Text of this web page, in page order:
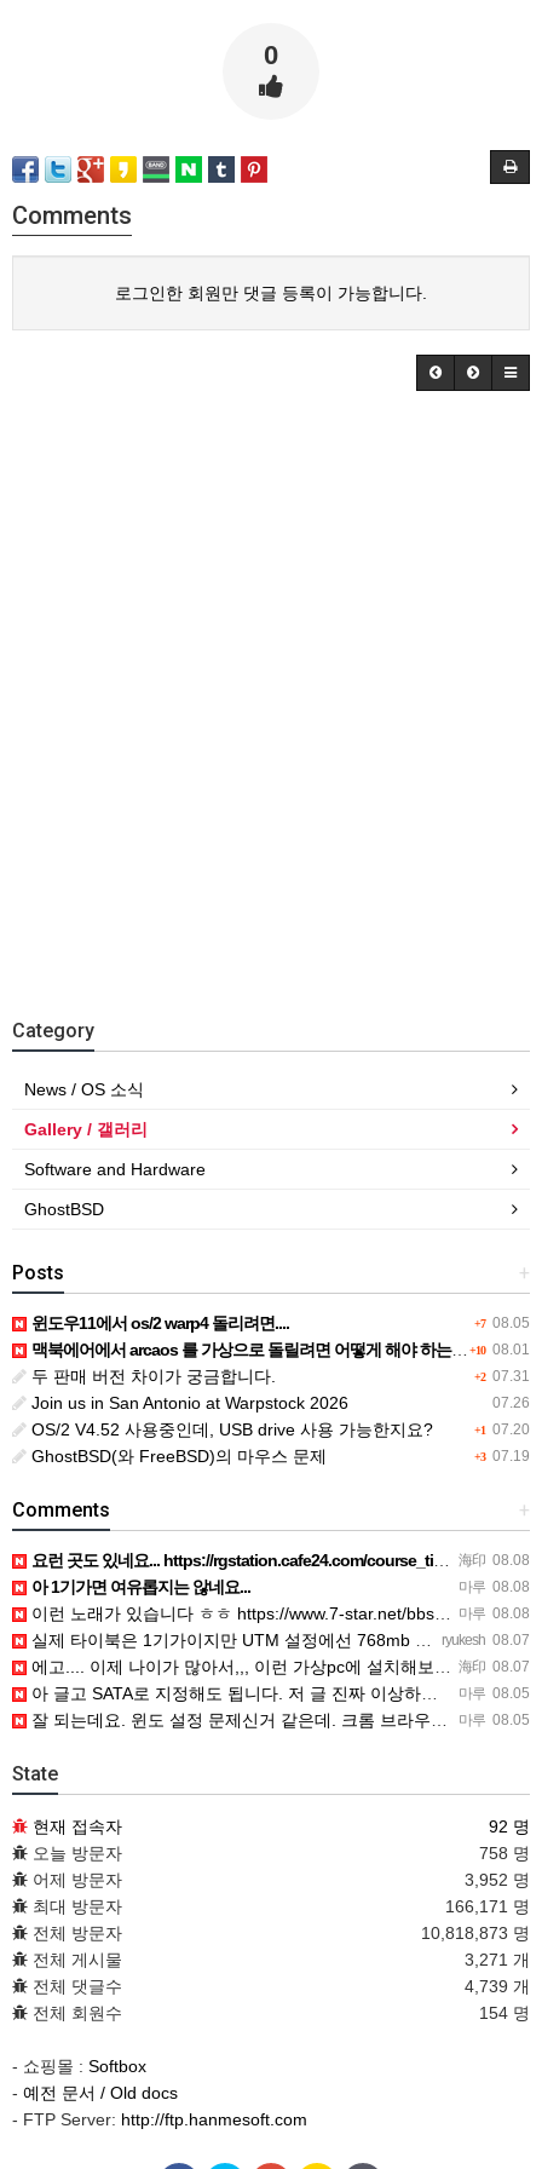
0
Comments
로그인한 회원만 댓글 등록이 가능합니다.
Category
News / OS 소식
Gallery / 갤러리
Software and Hardware
GhostBSD
+
Posts
+7 08.05
윈도우11에서 os/2 warp4 돌리려면....
+10 08.01
맥북에어에서 arcaos 를 가상으로 돌릴려면 어떻게 해야 하는 지요?
+2 07.31
두 판매 버전 차이가 궁금합니다.
07.26
Join us in San Antonio at Warpstock 2026
+1 07.20
OS/2 V4.52 사용중인데, USB drive 사용 가능한지요?
+3 07.19
GhostBSD(와 FreeBSD)의 마우스 문제
+
Comments
海印 08.08
요런 곳도 있네요... https://rgstation.cafe24.com/course_tip/306500
마루 08.08
아 1기가면 여유롭지는 않네요...
마루 08.08
이런 노래가 있습니다 ㅎㅎ https://www.7-star.net/bbs/board.php?bo_table…
ryukesh 08.07
실제 타이북은 1기가이지만 UTM 설정에선 768mb 입니다. 1기가나 그 보다 넘게 설정하면 UTM 에뮬레…
海印 08.07
에고.... 이제 나이가 많아서,,, 이런 가상pc에 설치해보는 것도 귀찮군요.. ㅎㅎ 날씨도 덥고.....…
마루 08.05
아 글고 SATA로 지정해도 됩니다. 저 글 진짜 이상하네요. 옛날꺼 퍼와서 그런거 같은데요.
마루 08.05
잘 되는데요. 윈도 설정 문제신거 같은데. 크롬 브라우저나 파폭으로 해 보세요
State
현재 접속자
92 명
오늘 방문자
758 명
어제 방문자
3,952 명
최대 방문자
166,171 명
전체 방문자
10,818,873 명
전체 게시물
3,271 개
전체 댓글수
4,739 개
전체 회원수
154 명
- 쇼핑몰 : Softbox
- 예전 문서 / Old docs
- FTP Server: http://ftp.hanmesoft.com